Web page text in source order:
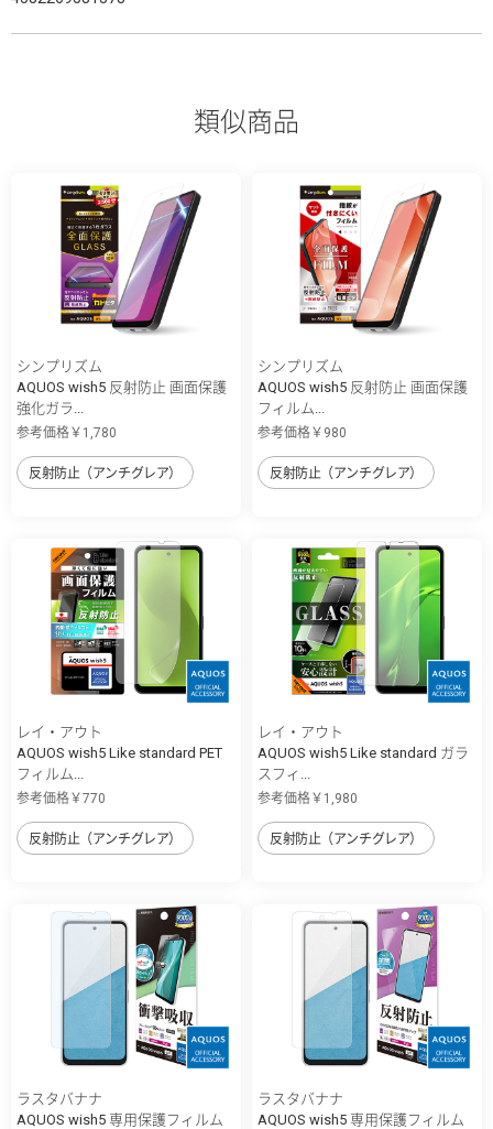
類似商品
シンプリズム
AQUOS wish5 反射防止 画面保護
強化ガラ...
参考価格￥1,780
反射防止（アンチグレア）
シンプリズム
AQUOS wish5 反射防止 画面保護
フィルム...
参考価格￥980
反射防止（アンチグレア）
レイ・アウト
AQUOS wish5 Like standard PET
フィルム...
参考価格￥770
反射防止（アンチグレア）
レイ・アウト
AQUOS wish5 Like standard ガラ
スフィ...
参考価格￥1,980
反射防止（アンチグレア）
ラスタバナナ
AQUOS wish5 専用保護フィルム
ラスタバナナ
AQUOS wish5 専用保護フィルム